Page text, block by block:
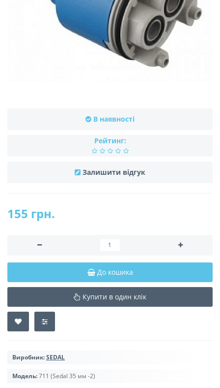
В наявності
Рейтинг:
Залишити відгук
155 грн.
До кошика
Купити в один клік
Виробник:SEDAL
Модель:711 (Sedal 35 мм -2)